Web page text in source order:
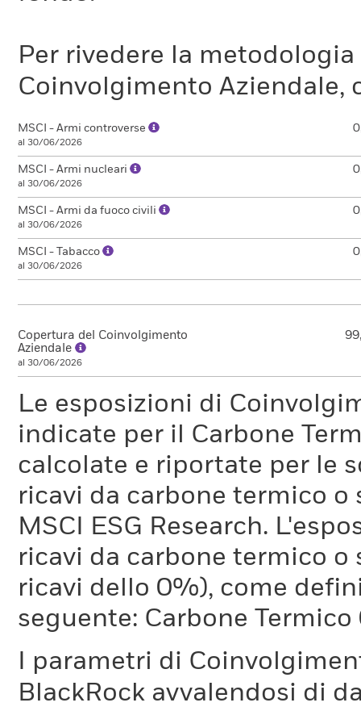
Per rivedere la
Coinvolgimento Aziendale,
MSCI - Armi controverse
al 30/06/2026
MSCI - Armi nucleari
al 30/06/2026
MSCI - Armi da fuoco civili
al 30/06/2026
MSCI - Tabacco
al 30/06/2026
Copertura del Coinvolgimento
Aziendale
al 30/06/2026
Le esposizioni di
indicate per il Carbone
calcolate e riportate per le
ricavi da carbone termico
MSCI ESG Research.
ricavi da carbone termico
ricavi dello 0%), come
seguente: Carbone
I parametri di
BlackRock avvalendosi di